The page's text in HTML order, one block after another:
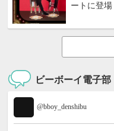
ートに登場
ビーボーイ電子部
@bboy_denshibu